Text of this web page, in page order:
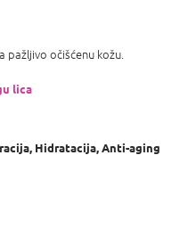
pažljivo očišćenu kožu.
lica
Hidratacija, Anti-aging